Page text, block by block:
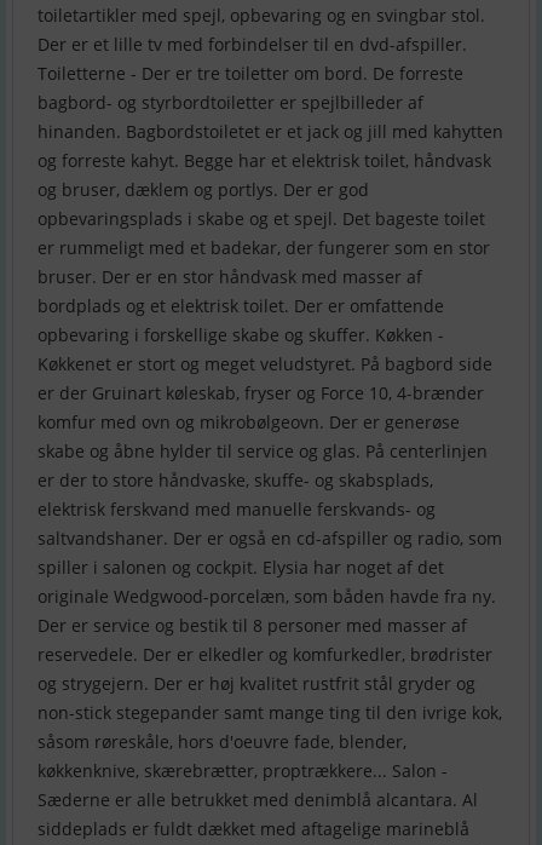
toiletartikler med spejl, opbevaring og en svingbar stol.
Der er et lille tv med forbindelser til en dvd-afspiller.
Toiletterne - Der er tre toiletter om bord. De forreste
bagbord- og styrbordtoiletter er spejlbilleder af
hinanden. Bagbordstoiletet er et jack og jill med kahytten
og forreste kahyt. Begge har et elektrisk toilet, håndvask
og bruser, dæklem og portlys. Der er god
opbevaringsplads i skabe og et spejl. Det bageste toilet
er rummeligt med et badekar, der fungerer som en stor
bruser. Der er en stor håndvask med masser af
bordplads og et elektrisk toilet. Der er omfattende
opbevaring i forskellige skabe og skuffer. Køkken -
Køkkenet er stort og meget veludstyret. På bagbord side
er der Gruinart køleskab, fryser og Force 10, 4-brænder
komfur med ovn og mikrobølgeovn. Der er generøse
skabe og åbne hylder til service og glas. På centerlinjen
er der to store håndvaske, skuffe- og skabsplads,
elektrisk ferskvand med manuelle ferskvands- og
saltvandshaner. Der er også en cd-afspiller og radio, som
spiller i salonen og cockpit. Elysia har noget af det
originale Wedgwood-porcelæn, som båden havde fra ny.
Der er service og bestik til 8 personer med masser af
reservedele. Der er elkedler og komfurkedler, brødrister
og strygejern. Der er høj kvalitet rustfrit stål gryder og
non-stick stegepander samt mange ting til den ivrige kok,
såsom røreskåle, hors d'oeuvre fade, blender,
køkkenknive, skærebrætter, proptrækkere... Salon -
Sæderne er alle betrukket med denimblå alcantara. Al
siddeplads er fuldt dækket med aftagelige marineblå